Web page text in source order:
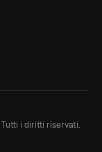
Tutti i diritti riservati.